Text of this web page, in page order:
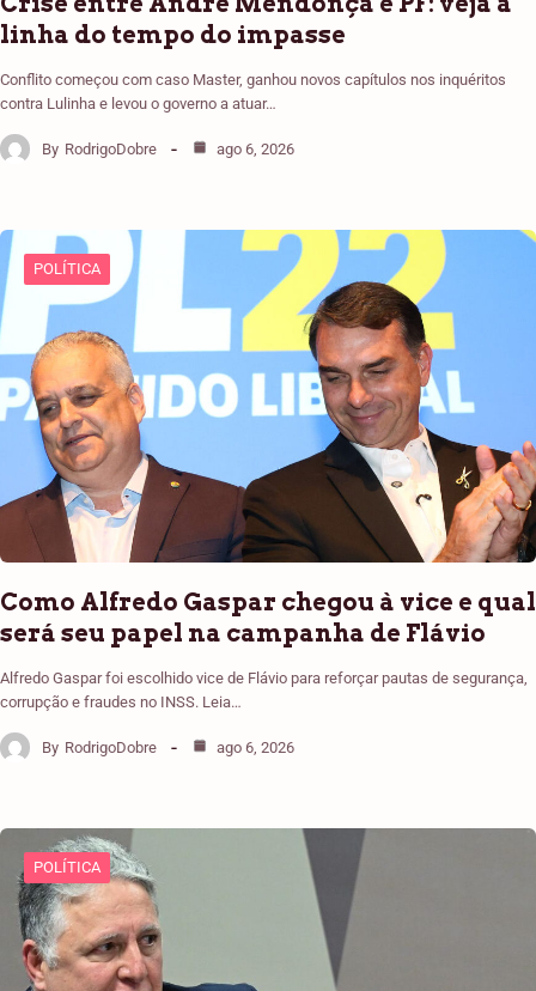
linha do tempo do impasse
Conflito começou com caso Master, ganhou novos capítulos nos inquéritos
contra Lulinha e levou o governo a atuar…
By RodrigoDobre ago 6, 2026
POLÍTICA
Como Alfredo Gaspar chegou à vice e qual
será seu papel na campanha de Flávio
Alfredo Gaspar foi escolhido vice de Flávio para reforçar pautas de segurança,
corrupção e fraudes no INSS. Leia…
By RodrigoDobre ago 6, 2026
POLÍTICA